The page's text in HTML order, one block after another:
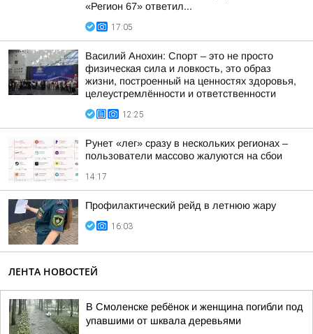
«Регион 67» ответил...
17:05
Василий Анохин: Спорт – это не просто
физическая сила и ловкость, это образ
жизни, построенный на ценностях здоровья,
целеустремлённости и ответственности
12:25
Рунет «лег» сразу в нескольких регионах –
пользователи массово жалуются на сбои
14:17
Профилактический рейд в летнюю жару
16:03
ЛЕНТА НОВОСТЕЙ
В Смоленске ребёнок и женщина погибли под
упавшими от шквала деревьями